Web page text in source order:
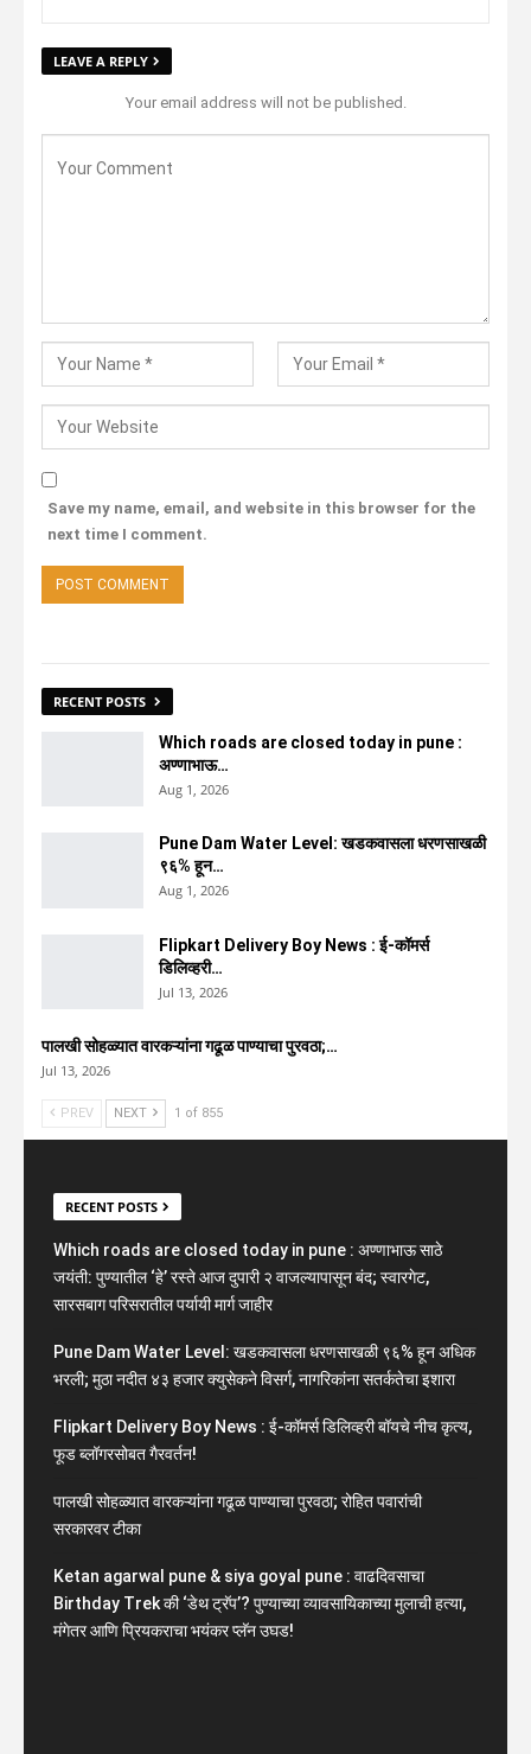
LEAVE A REPLY
Your email address will not be published.
Save my name, email, and website in this browser for the
next time I comment.
RECENT POSTS
Which roads are closed today in pune :
अण्णाभाऊ…
Aug 1, 2026
Pune Dam Water Level: खडकवासला धरणसाखळी
९६% हून…
Aug 1, 2026
Flipkart Delivery Boy News : ई-कॉमर्स
डिलिव्हरी…
Jul 13, 2026
पालखी सोहळ्यात वारकऱ्यांना गढूळ पाण्याचा पुरवठा;…
Jul 13, 2026
PREV NEXT 1 of 855
RECENT POSTS
Which roads are closed today in pune : अण्णाभाऊ साठे
जयंती: पुण्यातील ‘हे’ रस्ते आज दुपारी २ वाजल्यापासून बंद; स्वारगेट,
सारसबाग परिसरातील पर्यायी मार्ग जाहीर
Pune Dam Water Level: खडकवासला धरणसाखळी ९६% हून अधिक
भरली; मुठा नदीत ४३ हजार क्युसेकने विसर्ग, नागरिकांना सतर्कतेचा इशारा
Flipkart Delivery Boy News : ई-कॉमर्स डिलिव्हरी बॉयचे नीच कृत्य,
फूड ब्लॉगरसोबत गैरवर्तन!
पालखी सोहळ्यात वारकऱ्यांना गढूळ पाण्याचा पुरवठा; रोहित पवारांची
सरकारवर टीका
Ketan agarwal pune & siya goyal pune : वाढदिवसाचा
Birthday Trek की ‘डेथ ट्रॅप’? पुण्याच्या व्यावसायिकाच्या मुलाची हत्या,
मंगेतर आणि प्रियकराचा भयंकर प्लॅन उघड!